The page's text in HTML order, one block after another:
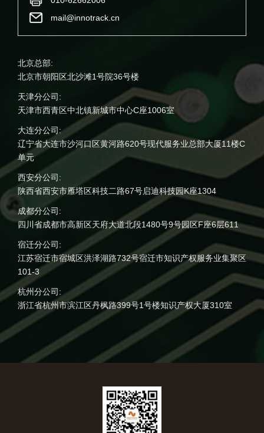
mail@innotrack.cn
北京总部:
北京市朝阳区北沙滩1号院36号楼
天津分公司:
天津市西青区中北镇新城市中心C座1006室
大连分公司:
辽宁省大连市沙河口区黄河路620号现代服务业总部大厦11楼C
单元
西安分公司:
陕西省西安市雁塔区科技二路67号启迪科技园K座1304
成都分公司:
四川省成都市高新区天府大道北段1480号9号园区F座6层611
宿迁分公司:
江苏宿迁市宿城区洪泽湖路732号宿迁市知识产权服务业集聚区
101-3
杭州分公司:
浙江省杭州市滨江区丹枫路399号1号楼知识产权大厦310室